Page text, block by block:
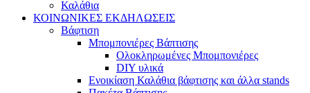
Καλάθια
ΚΟΙΝΩΝΙΚΕΣ ΕΚΔΗΛΩΣΕΙΣ
Βάφτιση
Μπομπονιέρες Βάπτισης
Ολοκληρωμένες Μπομπονιέρες
DIY υλικά
Ενοικίαση Καλάθια βάφτισης και άλλα stands